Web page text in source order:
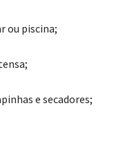
ou piscina;
e secadores;